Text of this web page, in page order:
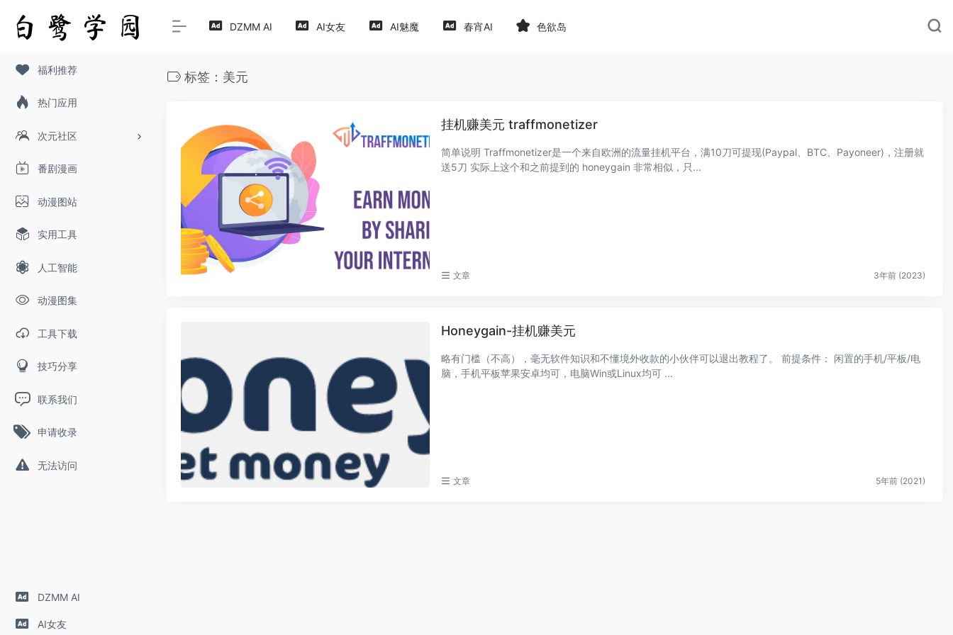
福利推荐
热门应用
次元社区
番剧漫画
动漫图站
实用工具
人工智能
动漫图集
工具下载
技巧分享
联系我们
申请收录
无法访问
DZMM AI
AI女友
DZMM AI AI女友 AI魅魔 春宵AI 色欲岛
标签：美元
挂机赚美元 traffmonetizer
简单说明 Traffmonetizer是一个来自欧洲的流量挂机平台，满10刀可提现(Paypal、BTC、Payoneer)，注册就
送5刀 实际上这个和之前提到的 honeygain 非常相似，只...
文章 3年前 (2023)
Honeygain-挂机赚美元
略有门槛（不高），毫无软件知识和不懂境外收款的小伙伴可以退出教程了。 前提条件： 闲置的手机/平板/电
脑，手机平板苹果安卓均可，电脑Win或Linux均可 ...
文章 5年前 (2021)